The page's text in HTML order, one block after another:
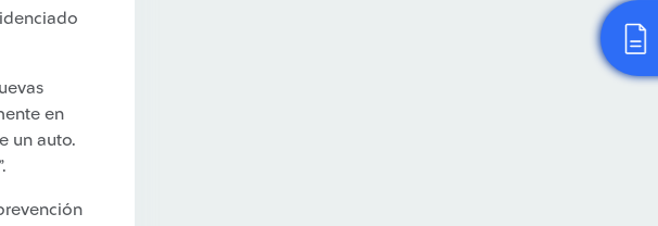
en
un auto.